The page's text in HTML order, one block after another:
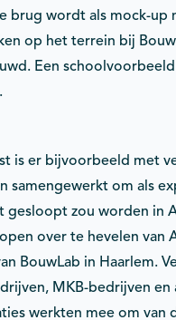
brug wordt als mock-up
op het terrein bij
Een
is er bijvoorbeeld met
samengewerkt om als
gesloopt zou worden in
over te hevelen van
BouwLab in Haarlem.
MKB-bedrijven en
werkten mee om van